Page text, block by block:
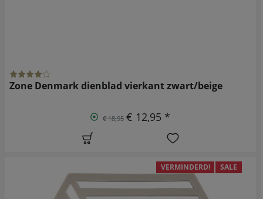
Zone Denmark dienblad vierkant zwart/beige
€ 18,95 € 12,95 *
VERMINDERD! SALE